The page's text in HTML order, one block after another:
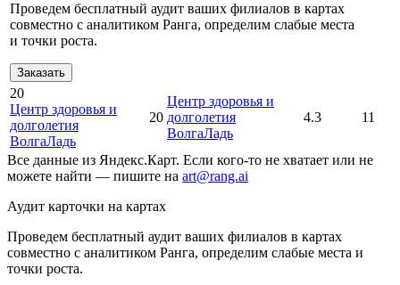
Проведем бесплатный аудит ваших филиалов в картах
совместно с аналитиком Ранга, определим слабые места
и точки роста.
Заказать
20
Центр здоровья и
долголетия
ВолгаЛадь
20
Центр здоровья и
долголетия
ВолгаЛадь
4.3 11
Все данные из Яндекс.Карт. Если кого-то не хватает или не
можете найти — пишите на art@rang.ai
Аудит карточки на картах
Проведем бесплатный аудит ваших филиалов в картах
совместно с аналитиком Ранга, определим слабые места и
точки роста.